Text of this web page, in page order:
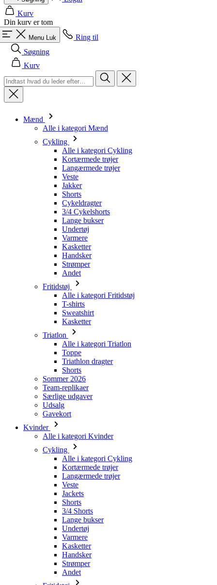
Kurv
Mænd
Alle i kategori Mænd
Langærmede trøjer
Veste
Jakker
Shorts
Cykeldragter
3/4 Cykelshorts
Lange bukser
Undertøj
Varmere
Kasketter
Handsker
Strømper
Andet
Fritidstøj
Alle i kategori Fritidstøj
T-shirts
Sweatshirt
Kasketter
Triatlon
Alle i kategori Triatlon
Toppe
Triathlon dragter
Shorts
Sommer 2026
Team-replikaer
Særlige udgaver
Udsalg
Gavekort
Kvinder
Alle i kategori Kvinder
Cykling
Alle i kategori Cykling
Langærmede trøjer
Veste
Jackets
Shorts
3/4 Shorts
Lange bukser
Undertøj
Varmere
Kasketter
Handsker
Strømper
Andet
Fritidstøj
Alle i kategori Fritidstøj
T-Shirts
Sweatshirt
Kasketter